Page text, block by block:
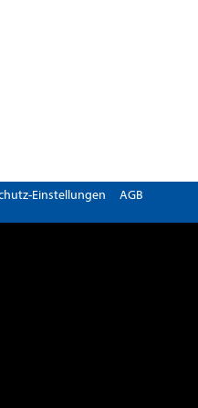
Einstellungen AGB